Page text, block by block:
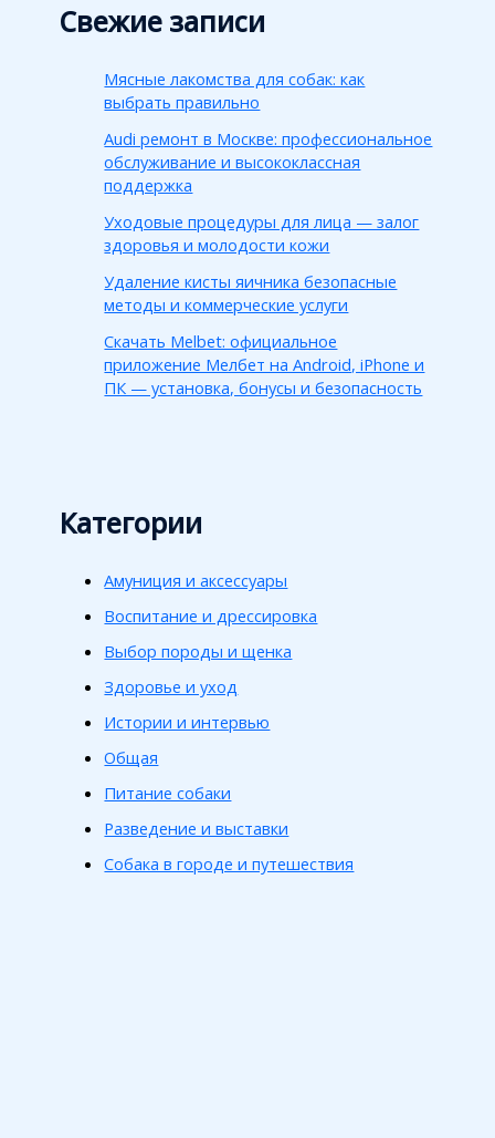
Свежие записи
Мясные лакомства для собак: как
выбрать правильно
Audi ремонт в Москве: профессиональное
обслуживание и высококлассная
поддержка
Уходовые процедуры для лица — залог
здоровья и молодости кожи
Удаление кисты яичника безопасные
методы и коммерческие услуги
Скачать Melbet: официальное
приложение Мелбет на Android, iPhone и
ПК — установка, бонусы и безопасность
Категории
Амуниция и аксессуары
Воспитание и дрессировка
Выбор породы и щенка
Здоровье и уход
Истории и интервью
Общая
Питание собаки
Разведение и выставки
Собака в городе и путешествия